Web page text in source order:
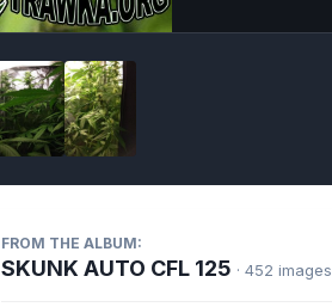
FROM THE ALBUM:
SKUNK AUTO CFL 125 · 452 images